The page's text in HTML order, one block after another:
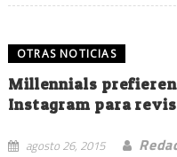
OTRAS NOTICIAS
Millennials prefieren
Instagram para
agosto 26, 2015